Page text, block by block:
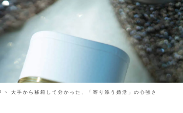
> 大手から移籍して分かった、「寄り添う婚活」の心強さ